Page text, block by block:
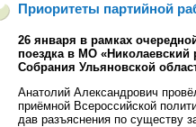
Приоритеты партийной
26 января в рамках
поездка в МО «Николаевский
Собрания Ульяновской
Анатолий Александрович
приёмной Всероссийской
дав разъяснения по существу